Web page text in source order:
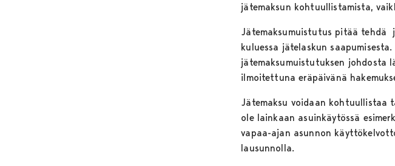
jätemaksun kohtuullistamista,
Jätemaksumuistutus pitää tehdä
kuluessa jätelaskun
jätemaksumuistutuksen johdosta
ilmoitettuna eräpäivänä
Jätemaksu voidaan kohtuullistaa
ole lainkaan asuinkäytössä
vapaa-ajan asunnon
lausunnolla.